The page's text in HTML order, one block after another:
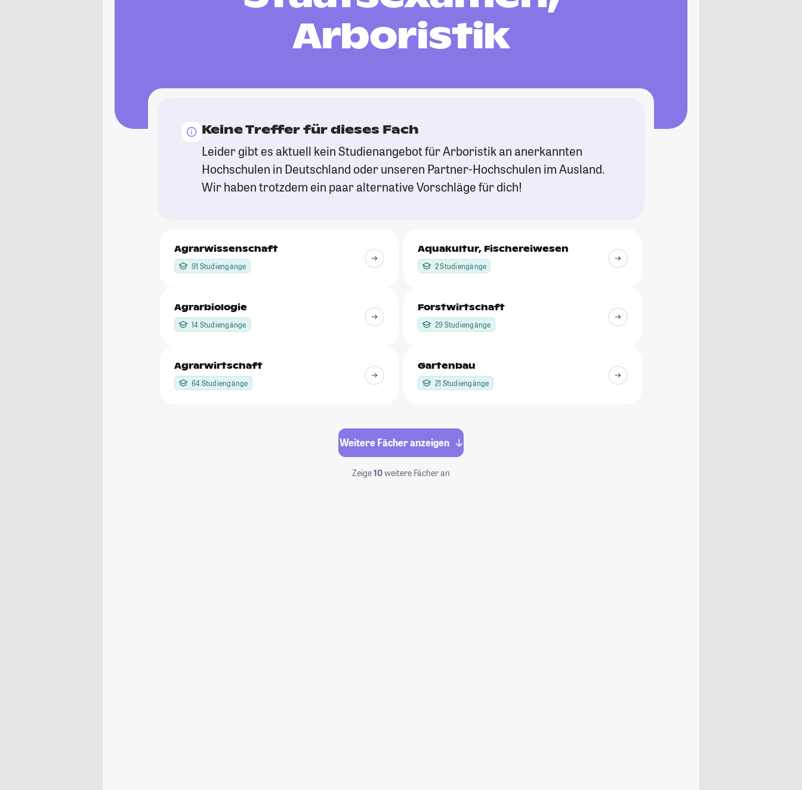
Arboristik
Keine Treffer für dieses Fach
Leider gibt es aktuell kein Studienangebot für Arboristik an anerkannten
Hochschulen in Deutschland oder unseren Partner-Hochschulen im Ausland.
Wir haben trotzdem ein paar alternative Vorschläge für dich!
Agrarwissenschaft
91 Studiengänge
Aquakultur, Fischereiwesen
2 Studiengänge
Agrarbiologie
14 Studiengänge
Forstwirtschaft
29 Studiengänge
Agrarwirtschaft
64 Studiengänge
Gartenbau
21 Studiengänge
Weitere Fächer anzeigen
Zeige10weitere Fächer an